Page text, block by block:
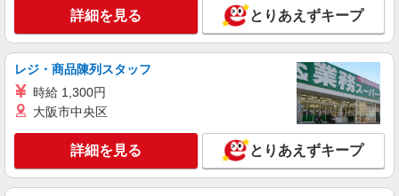
により変動） ・固定残業手当：20,000円（10時
間） ※固定残業時間を超過する場合には超過勤務
手当として別途支給 ・夜勤手当：10,000円/1回
（上記給与とは別に支給） 下記資格をお持ちの方
歓迎 ・認知症介護基礎研修 ・初任者研修 ・実務
キープ 詳細を見る
派遣社員
株式会社kotrio /●TC-H-1882994
武蔵砂川／4名急募！シニア向けマンション
時給1600円〜2250円 ＜日払い有/週払い有/交
通費全支給(ガソリン代含む)＞
武蔵村山市 ＊来社不要・面接なし
詳細を見る とりあえずキープ
レジ・商品陳列スタッフ
時給 1,300円
大阪市中央区
詳細を見る とりあえずキープ